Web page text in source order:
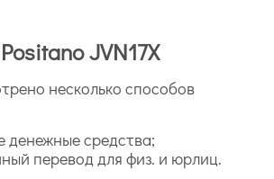
JVN17X
несколько способов
денежные средства;
перевод для физ. и юрлиц.